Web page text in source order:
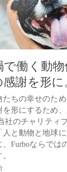
で働く動
謝を形に
たちの幸せのた
を形にするため
社のチャリティ
人と動物と地球
、Furboならでは